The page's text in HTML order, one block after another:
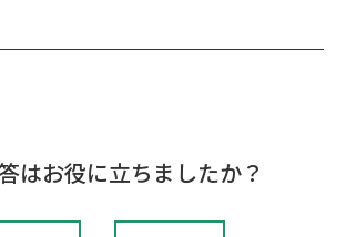
はお役に立ちましたか？